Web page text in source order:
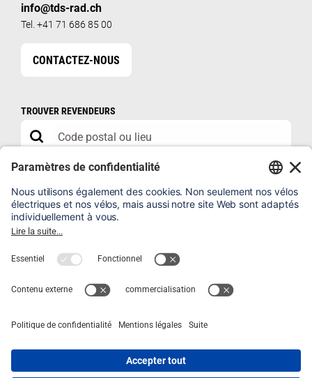
info@tds-rad.ch
Tel. +41 71 686 85 00
CONTACTEZ-NOUS
TROUVER REVENDEURS
B2B SHOP
FAQ ENREGISTRER UN VÉLO
MENTIONS LÉGALES